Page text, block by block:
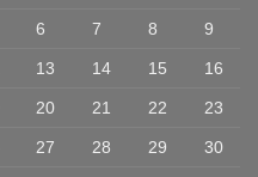
6 7 8 9
13 14 15 16
20 21 22 23
27 28 29 30